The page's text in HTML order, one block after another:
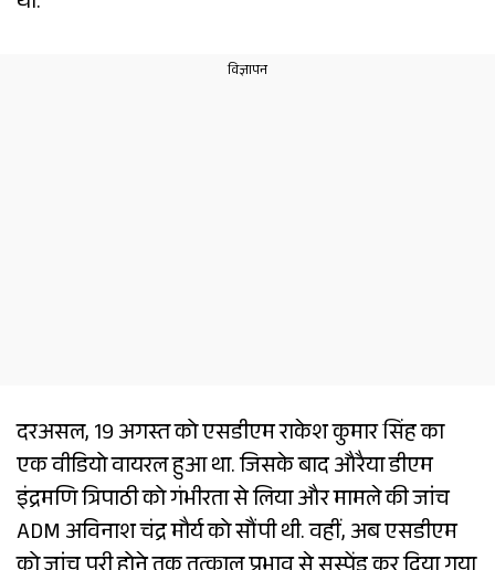
दरअसल, 19 अगस्त को एसडीएम राकेश कुमार सिंह का
एक वीडियो वायरल हुआ था. जिसके बाद औरैया डीएम
इंद्रमणि त्रिपाठी को गंभीरता से लिया और मामले की जांच
ADM अविनाश चंद्र मौर्य को सौंपी थी. वहीं, अब एसडीएम